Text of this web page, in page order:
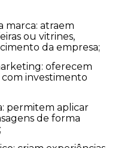
ou vitrines,
da empresa;
investimento
de forma